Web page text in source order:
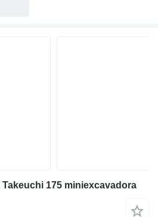
175 miniexcavadora